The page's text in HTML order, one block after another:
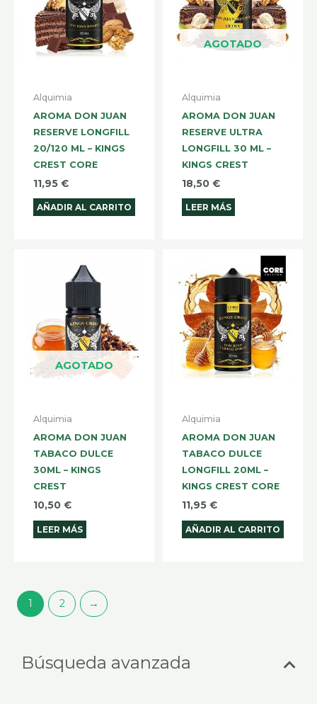
Búsqueda avanzada
una
Alquimia
AROMA DON JUAN
RESERVE LONGFILL
20/120 ML – KINGS
CREST CORE
11,95 €
AÑADIR AL CARRITO
AGOTADO
Alquimia
AROMA DON JUAN
RESERVE ULTRA
LONGFILL 30 ML –
KINGS CREST
18,50 €
LEER MÁS
AGOTADO
Alquimia
AROMA DON JUAN
TABACO DULCE
30ML – KINGS
CREST
10,50 €
LEER MÁS
Alquimia
AROMA DON JUAN
TABACO DULCE
LONGFILL 20ML –
KINGS CREST CORE
11,95 €
AÑADIR AL CARRITO
1 2 →